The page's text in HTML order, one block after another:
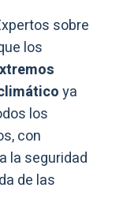
sobre
los
ya
los
con
la seguridad
de las